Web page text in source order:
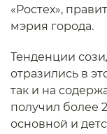
«Ростех»,
мэрия города.
Тенденции
отразились в
так и на
получил более
основной и